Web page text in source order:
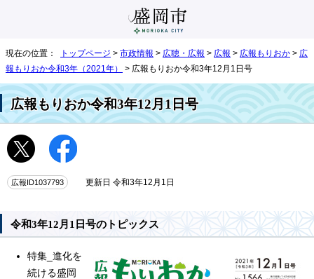
現在の位置： トップページ > 市政情報 > 広聴・広報 > 広報 > 広報もりおか > 広
報もりおか令和3年（2021年）
> 広報もりおか令和3年12月1日号
広報もりおか令和3年12月1日号
広報ID1037793 更新日 令和3年12月1日
令和3年12月1日号のトピックス
特集_進化を
続ける盛岡